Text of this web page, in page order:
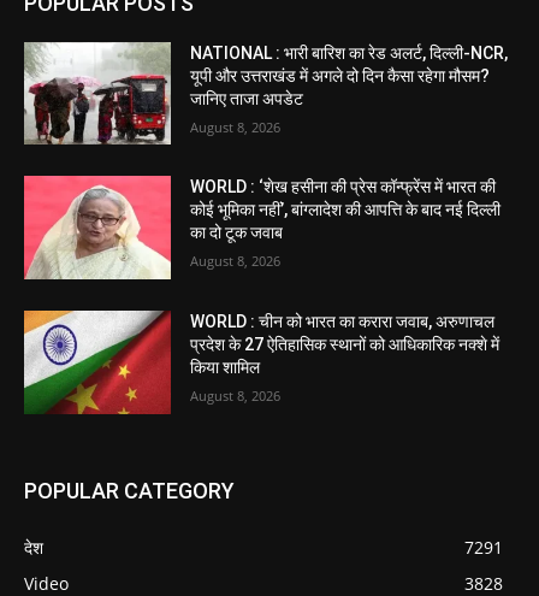
NATIONAL : भारी बारिश का रेड अलर्ट, दिल्ली-NCR,
यूपी और उत्तराखंड में अगले दो दिन कैसा रहेगा मौसम?
जानिए ताजा अपडेट
August 8, 2026
WORLD : ‘शेख हसीना की प्रेस कॉन्फ्रेंस में भारत की
कोई भूमिका नहीं’, बांग्लादेश की आपत्ति के बाद नई दिल्ली
का दो टूक जवाब
August 8, 2026
WORLD : चीन को भारत का करारा जवाब, अरुणाचल
प्रदेश के 27 ऐतिहासिक स्थानों को आधिकारिक नक्शे में
किया शामिल
August 8, 2026
POPULAR CATEGORY
देश
7291
Video
3828